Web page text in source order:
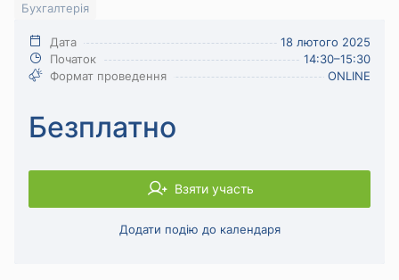
Бухгалтерія
Дата
18 лютого 2025
Початок
14:30–15:30
Формат проведення
ONLINE
Безплатно
Взяти участь
Додати подію до календаря